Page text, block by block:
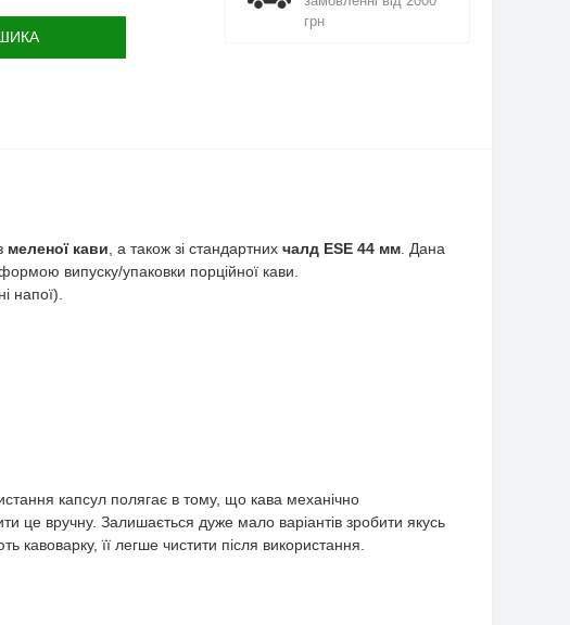
грн
меленої кави , а також зі стандартних чалд ESE 44 мм . Дана
випуску/упаковки порційної кави.
напої).
капсул полягає в тому, що кава механічно
це вручну. Залишається дуже мало варіантів зробити якусь
її легше чистити після використання.